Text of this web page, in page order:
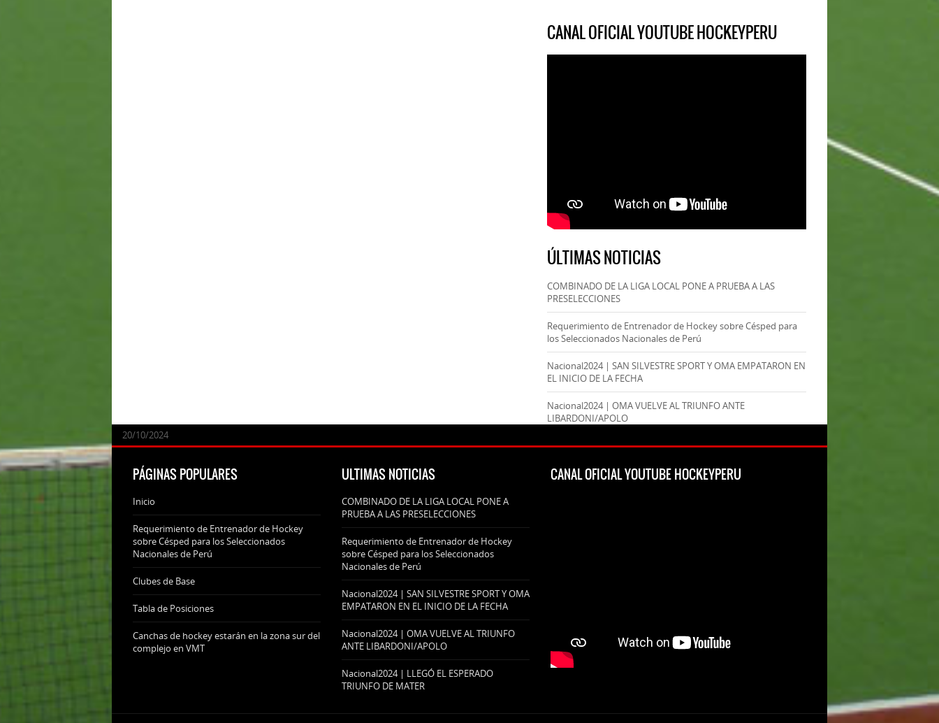
CANAL OFICIAL YOUTUBE HOCKEYPERU
ÚLTIMAS NOTICIAS
COMBINADO DE LA LIGA LOCAL PONE A PRUEBA A LAS
PRESELECCIONES
24/09/2025
Requerimiento de Entrenador de Hockey sobre Césped para
los Seleccionados Nacionales de Perú
07/11/2024
Nacional2024 | SAN SILVESTRE SPORT Y OMA EMPATARON EN
EL INICIO DE LA FECHA
20/10/2024
Nacional2024 | OMA VUELVE AL TRIUNFO ANTE
LIBARDONI/APOLO
20/10/2024
PÁGINAS POPULARES
Inicio
Requerimiento de Entrenador de Hockey
sobre Césped para los Seleccionados
Nacionales de Perú
Clubes de Base
Tabla de Posiciones
Canchas de hockey estarán en la zona sur del
complejo en VMT
ULTIMAS NOTICIAS
COMBINADO DE LA LIGA LOCAL PONE A
PRUEBA A LAS PRESELECCIONES
Requerimiento de Entrenador de Hockey
sobre Césped para los Seleccionados
Nacionales de Perú
Nacional2024 | SAN SILVESTRE SPORT Y OMA
EMPATARON EN EL INICIO DE LA FECHA
Nacional2024 | OMA VUELVE AL TRIUNFO
ANTE LIBARDONI/APOLO
Nacional2024 | LLEGÓ EL ESPERADO
TRIUNFO DE MATER
CANAL OFICIAL YOUTUBE HOCKEYPERU